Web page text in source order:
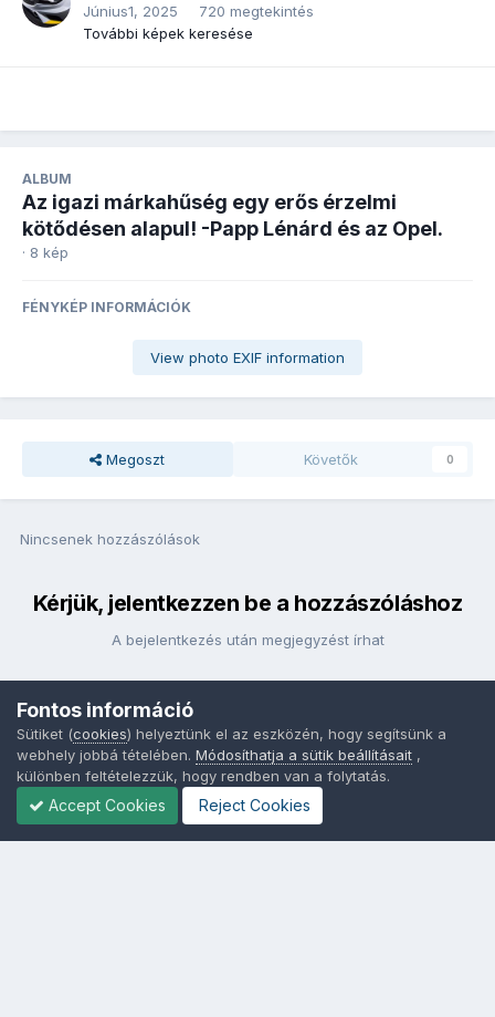
Június1, 2025
720 megtekintés
További képek keresése
ALBUM
Az igazi márkahűség egy erős érzelmi
kötődésen alapul! -Papp Lénárd és az Opel.
· 8 kép
FÉNYKÉP INFORMÁCIÓK
View photo EXIF information
Megoszt Követők 0
Nincsenek hozzászólások
Kérjük, jelentkezzen be a hozzászóláshoz
A bejelentkezés után megjegyzést írhat
Fontos információ
Sütiket (cookies) helyeztünk el az eszközén, hogy segítsünk a
webhely jobbá tételében. Módosíthatja a sütik beállításait ,
különben feltételezzük, hogy rendben van a folytatás.
Accept Cookies Reject Cookies